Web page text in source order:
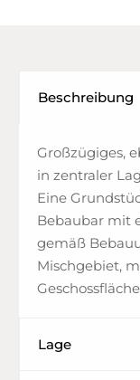
Beschreibung
Großzügiges,
in zentraler
Eine
Bebaubar mit
gemäß
Mischgebiet,
Lage